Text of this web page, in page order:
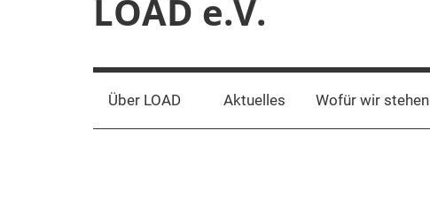
LOAD e.V.
für
liberale
Über LOAD Aktuelles Wofür wir stehen